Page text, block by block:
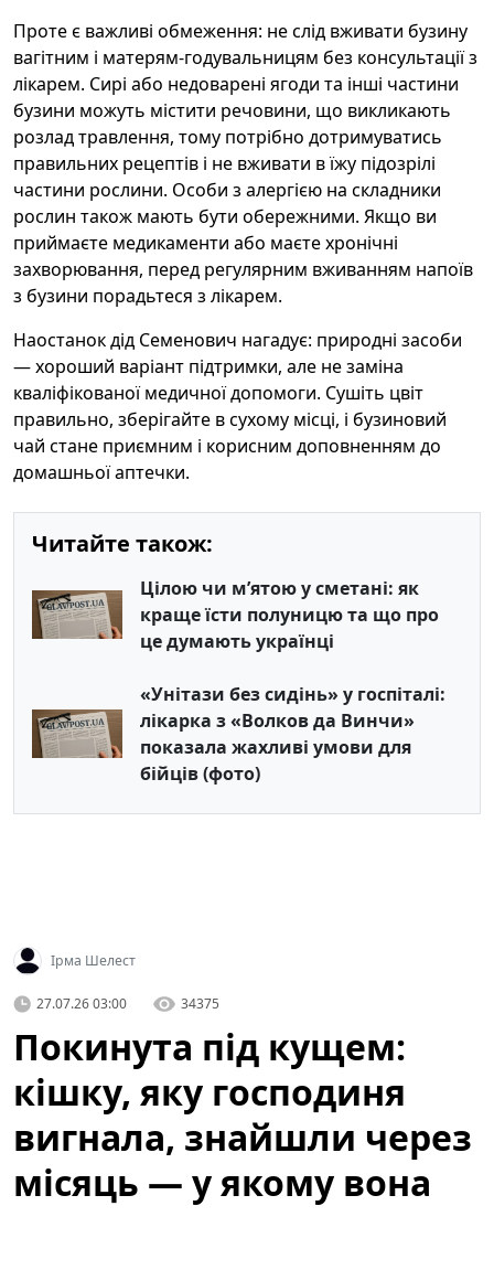
Проте є важливі обмеження: не слід вживати бузину
вагітним і матерям-годувальницям без консультації з
лікарем. Сирі або недоварені ягоди та інші частини
бузини можуть містити речовини, що викликають
розлад травлення, тому потрібно дотримуватись
правильних рецептів і не вживати в їжу підозрілі
частини рослини. Особи з алергією на складники
рослин також мають бути обережними. Якщо ви
приймаєте медикаменти або маєте хронічні
захворювання, перед регулярним вживанням напоїв
з бузини порадьтеся з лікарем.
Наостанок дід Семенович нагадує: природні засоби
— хороший варіант підтримки, але не заміна
кваліфікованої медичної допомоги. Сушіть цвіт
правильно, зберігайте в сухому місці, і бузиновий
чай стане приємним і корисним доповненням до
домашньої аптечки.
Читайте також:
Цілою чи м’ятою у сметані: як
краще їсти полуницю та що про
це думають українці
«Унітази без сидінь» у госпіталі:
лікарка з «Волков да Винчи»
показала жахливі умови для
бійців (фото)
Ірма Шелест
27.07.26 03:00 34375
Покинута під кущем:
кішку, яку господиня
вигнала, знайшли через
місяць — у якому вона